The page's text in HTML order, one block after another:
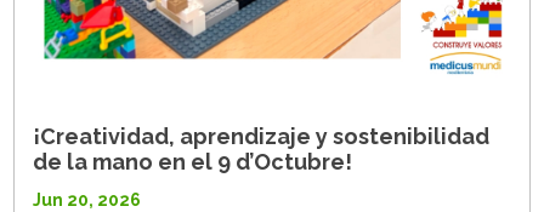
¡Creatividad, aprendizaje y sostenibilidad
de la mano en el 9 d’Octubre!
Jun 20, 2026